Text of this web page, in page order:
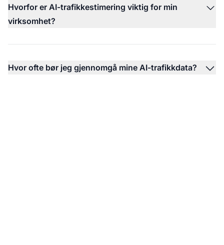
Hvorfor er AI-trafikkestimering viktig for min
virksomhet?
Hvor ofte bør jeg gjennomgå mine AI-trafikkdata?